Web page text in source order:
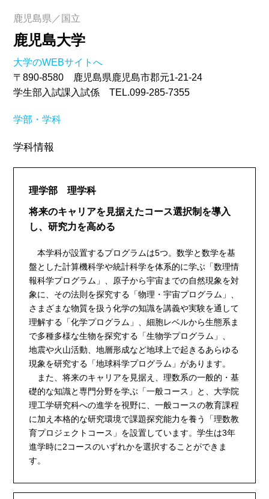
鹿児島県／国立
鹿児島大学
大学のWEBサイトへ
〒890-8580 鹿児島県鹿児島市郡元1-21-24
学生部入試課入試係 TEL.099-285-7355
学部・学科
学科情報
理学部 理学科
将来のキャリアを見据えたコース選択制を導入
し、研究力を高める
本学科が設置するプログラムは5つ。数学と数学を基
盤とした計算機科学や統計科学を体系的に学ぶ「数理情
報科学プログラム」、原子から宇宙までの自然現象を対
象に、その法則を探究する「物理・宇宙プログラム」、
さまざまな物質を扱う化学の知識を講義や実験を通して
理解する「化学プログラム」、細胞レベルから生態系ま
で多種多様な生物を探究する「生物学プログラム」、
地震や火山活動、地層形成など地球上で起きるあらゆる
現象を研究する「地球科学プログラム」があります。
また、将来のキャリアを見据え、理数系の一般的・基
礎的な知識と専門分野を学ぶ「一般コース」と、大学院
理工学研究科への進学を視野に、一般コースの教育課程
に加え本格的な研究環境で課題探究能力を養う「理数教
育プロジェクトコース」を設置しています。学生は3年
進学時に2コースのいずれかを選択することができま
す。